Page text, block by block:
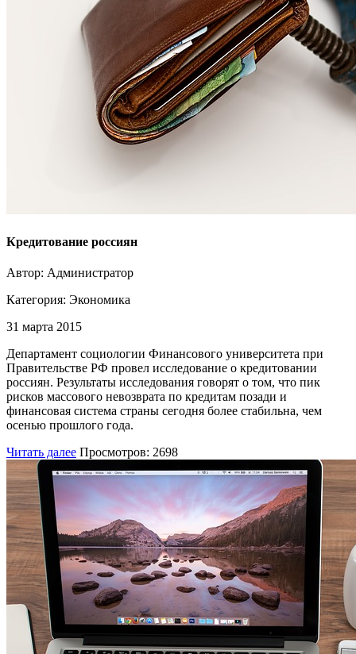
Кредитование россиян
Автор: Администратор
Категория: Экономика
31 марта 2015
Департамент социологии Финансового университета при
Правительстве РФ провел исследование о кредитовании
россиян. Результаты исследования говорят о том, что пик
рисков массового невозврата по кредитам позади и
финансовая система страны сегодня более стабильна, чем
осенью прошлого года.
Читать далее Просмотров: 2698